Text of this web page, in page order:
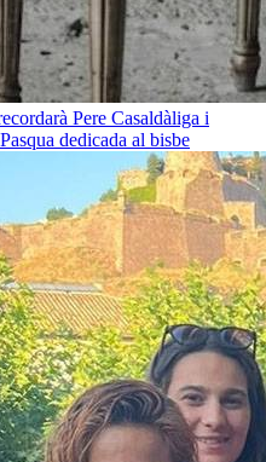
Pere Casaldàliga i
dedicada al bisbe